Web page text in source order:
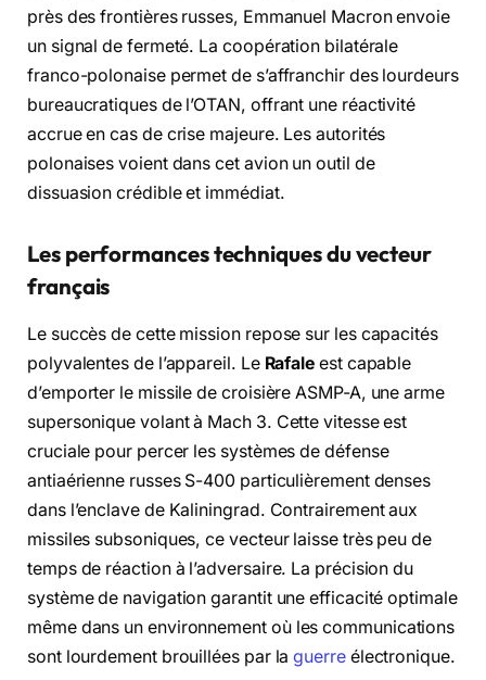
près des frontières russes, Emmanuel Macron envoie
un signal de fermeté. La coopération bilatérale
franco-polonaise permet de s’affranchir des lourdeurs
bureaucratiques de l’OTAN, offrant une réactivité
accrue en cas de crise majeure. Les autorités
polonaises voient dans cet avion un outil de
dissuasion crédible et immédiat.
Les performances techniques du vecteur
français
Le succès de cette mission repose sur les capacités
polyvalentes de l’appareil. Le Rafale est capable
d’emporter le missile de croisière ASMP-A, une arme
supersonique volant à Mach 3. Cette vitesse est
cruciale pour percer les systèmes de défense
antiaérienne russes S-400 particulièrement denses
dans l’enclave de Kaliningrad. Contrairement aux
missiles subsoniques, ce vecteur laisse très peu de
temps de réaction à l’adversaire. La précision du
système de navigation garantit une efficacité optimale
même dans un environnement où les communications
sont lourdement brouillées par laguerreélectronique.